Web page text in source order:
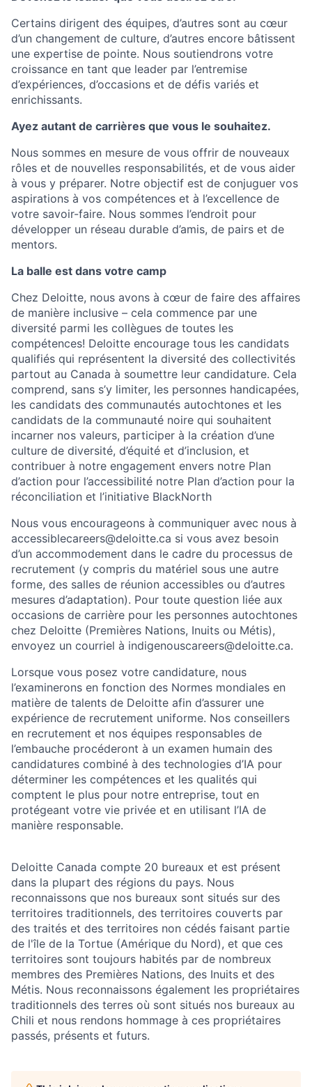
Certains dirigent des équipes, d’autres sont au cœur
d’un changement de culture, d’autres encore bâtissent
une expertise de pointe. Nous soutiendrons votre
croissance en tant que leader par l’entremise
d’expériences, d’occasions et de défis variés et
enrichissants.
Ayez autant de carrières que vous le souhaitez.
Nous sommes en mesure de vous offrir de nouveaux
rôles et de nouvelles responsabilités, et de vous aider
à vous y préparer. Notre objectif est de conjuguer vos
aspirations à vos compétences et à l’excellence de
votre savoir-faire. Nous sommes l’endroit pour
développer un réseau durable d’amis, de pairs et de
mentors.
La balle est dans votre camp
Chez Deloitte, nous avons à cœur de faire des affaires
de manière inclusive – cela commence par une
diversité parmi les collègues de toutes les
compétences! Deloitte encourage tous les candidats
qualifiés qui représentent la diversité des collectivités
partout au Canada à soumettre leur candidature. Cela
comprend, sans s’y limiter, les personnes handicapées,
les candidats des communautés autochtones et les
candidats de la communauté noire qui souhaitent
incarner nos valeurs, participer à la création d’une
culture de diversité, d’équité et d’inclusion, et
contribuer à notre engagement envers notre Plan
d’action pour l’accessibilité notre Plan d’action pour la
réconciliation et l’initiative BlackNorth
Nous vous encourageons à communiquer avec nous à
accessiblecareers@deloitte.ca si vous avez besoin
d’un accommodement dans le cadre du processus de
recrutement (y compris du matériel sous une autre
forme, des salles de réunion accessibles ou d’autres
mesures d’adaptation). Pour toute question liée aux
occasions de carrière pour les personnes autochtones
chez Deloitte (Premières Nations, Inuits ou Métis),
envoyez un courriel à indigenouscareers@deloitte.ca.
Lorsque vous posez votre candidature, nous
l’examinerons en fonction des Normes mondiales en
matière de talents de Deloitte afin d’assurer une
expérience de recrutement uniforme. Nos conseillers
en recrutement et nos équipes responsables de
l’embauche procéderont à un examen humain des
candidatures combiné à des technologies d’IA pour
déterminer les compétences et les qualités qui
comptent le plus pour notre entreprise, tout en
protégeant votre vie privée et en utilisant l’IA de
manière responsable.
Deloitte Canada compte 20 bureaux et est présent
dans la plupart des régions du pays. Nous
reconnaissons que nos bureaux sont situés sur des
territoires traditionnels, des territoires couverts par
des traités et des territoires non cédés faisant partie
de l'île de la Tortue (Amérique du Nord), et que ces
territoires sont toujours habités par de nombreux
membres des Premières Nations, des Inuits et des
Métis. Nous reconnaissons également les propriétaires
traditionnels des terres où sont situés nos bureaux au
Chili et nous rendons hommage à ces propriétaires
passés, présents et futurs.